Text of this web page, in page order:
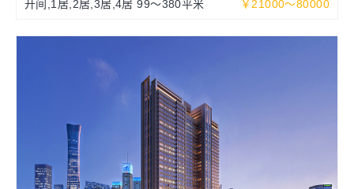
开间,1居,2居,3居,4居 99～380平米 ￥21000～80000